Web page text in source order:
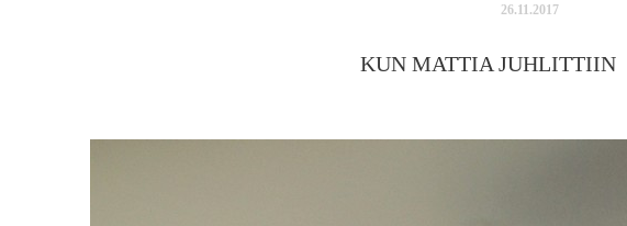
26.11.2017
KUN MATTIA JUHLITTIIN